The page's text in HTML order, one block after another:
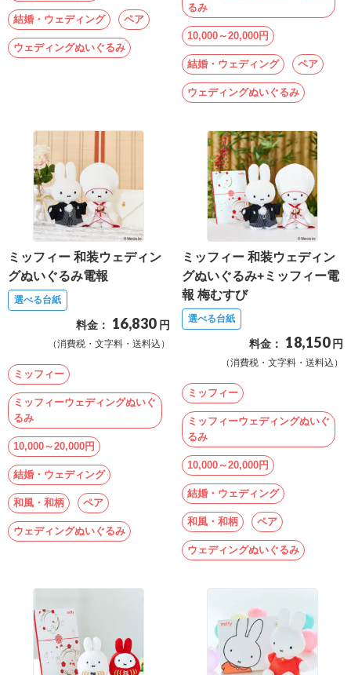
ご
利
用
電
報
マ
ニ
ュ
ア
な
文
集
例
結
贈
る
電
結婚・ウェディング ペア
ウェディングぬいぐるみ
るみ
10,000～20,000円
結婚・ウェディング ペア
ウェディングぬいぐるみ
ミッフィー 和装ウェディン
グぬいぐるみ電報
選べる台紙
料金： 16,830 円
（消費税・文字料・送料込）
ミッフィー
ミッフィーウェディングぬいぐ
るみ
10,000～20,000円
結婚・ウェディング
和風・和柄 ペア
ウェディングぬいぐるみ
ミッフィー 和装ウェディン
グぬいぐるみ+ミッフィー電
報 梅むすび
選べる台紙
料金： 18,150 円
（消費税・文字料・送料込）
ミッフィー
ミッフィーウェディングぬいぐ
るみ
10,000～20,000円
結婚・ウェディング
和風・和柄 ペア
ウェディングぬいぐるみ